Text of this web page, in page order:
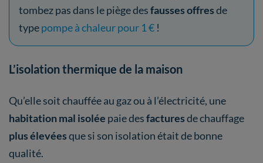
tombez pas dans le piège desfausses offresde
typepompe à chaleur pour 1 € !
L’isolation thermique de la maison
Qu’elle soit chauffée au gaz ou à l’électricité, une
habitation mal isolée paie desfacturesde chauffage
plus élevéesque si son isolation était de bonne
qualité.